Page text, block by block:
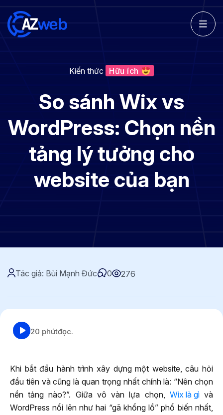
Kiến thức Hữu ích
So sánh Wix vs
WordPress: Chọn nền
tảng lý tưởng cho
website của bạn
Tác giả: Bùi Mạnh Đức 0 276
20 phútđọc.
Khi bắt đầu hành trình xây dựng một website, câu hỏi
đầu tiên và cũng là quan trọng nhất chính là: “Nên chọn
nền tảng nào?”. Giữa vô vàn lựa chọn, Wix là gìvà
WordPress nổi lên như hai “gã khổng lồ” phổ biến nhất,